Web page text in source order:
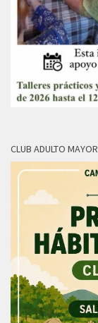
CLUB ADULTO